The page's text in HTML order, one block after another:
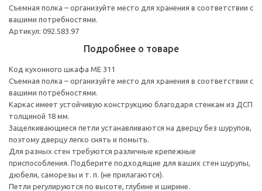
Съемная полка – организуйте место для хранения в соответствии с
вашими потребностями.
Артикул: 092.583.97
Подробнее о товаре
Код кухонного шкафа ME 311
Съемная полка – организуйте место для хранения в соответствии с
вашими потребностями.
Каркас имеет устойчивую конструкцию благодаря стенкам из ДСП
толщиной 18 мм.
Защелкивающиеся петли устанавливаются на дверцу без шурупов,
поэтому дверцу легко снять и помыть.
Для разных стен требуются различные крепежные
приспособления. Подберите подходящие для ваших стен шурупы,
дюбели, саморезы и т. п. (не прилагаются).
Петли регулируются по высоте, глубине и ширине.